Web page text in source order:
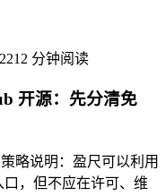
12 分钟阅读
开源：先分清免
略说明：盈尺可以利用
，但不应在许可、维